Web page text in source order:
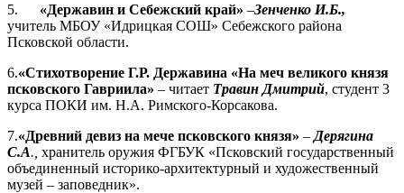
5. «Державин и Себежский край» –Зенченко И.Б.,
учитель МБОУ «Идрицкая СОШ» Себежского района
Псковской области.
6.«Стихотворение Г.Р. Державина «На меч великого князя
псковского Гавриила» – читает Травин Дмитрий, студент 3
курса ПОКИ им. Н.А. Римского-Корсакова.
7.«Древний девиз на мече псковского князя» – Дерягина
С.А., хранитель оружия ФГБУК «Псковский государственный
объединенный историко-архитектурный и художественный
музей – заповедник».